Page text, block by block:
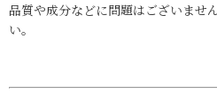
品質や成分などに問題はございませ
い。